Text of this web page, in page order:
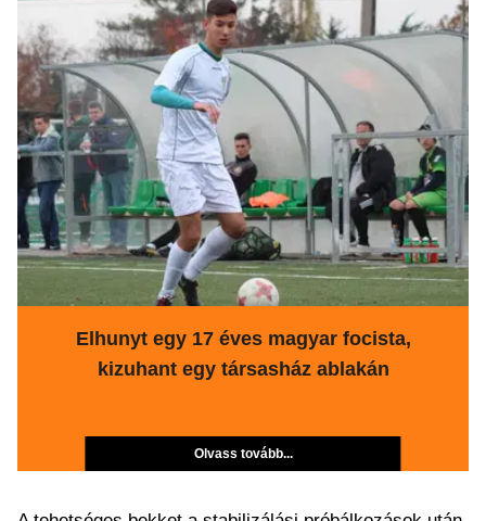
Elhunyt egy 17 éves magyar focista,
kizuhant egy társasház ablakán
Olvass tovább...